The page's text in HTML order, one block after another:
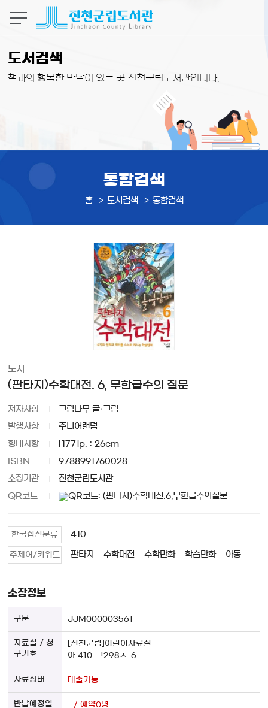
도서검색
책과의 행복한 만남이 있는 곳 진천군립도서관입니다.
통합검색
홈 도서검색 통합검색
도서
(판타지)수학대전. 6, 무한급수의 질문
저자사항 그림나무 글·그림
발행사항 주니어랜덤
형태사항 [177]p. : 26cm
ISBN 9788991760028
소장기관 진천군립도서관
QR코드
한국십진분류 410
주제어/키워드 판타지 수학대전 수학만화 학습만화 아동
소장정보
JJM000003561
[진천군립]어린이자료실
아 410-그298ㅅ-6
대출가능
- / 예약0명